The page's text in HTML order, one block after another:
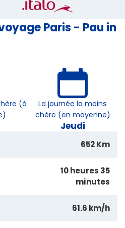
Paris - Pau in
(à
La journée la moins
chère (en moyenne)
Jeudi
652 Km
10 heures 35
minutes
61.6 km/h